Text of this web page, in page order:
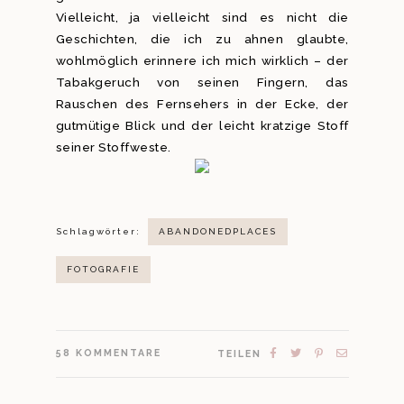
Vielleicht, ja vielleicht sind es nicht die
Geschichten, die ich zu ahnen glaubte,
wohlmöglich erinnere ich mich wirklich – der
Tabakgeruch von seinen Fingern, das
Rauschen des Fernsehers in der Ecke, der
gutmütige Blick und der leicht kratzige Stoff
seiner Stoffweste.
Schlagwörter: ABANDONEDPLACES
FOTOGRAFIE
58 KOMMENTARE TEILEN